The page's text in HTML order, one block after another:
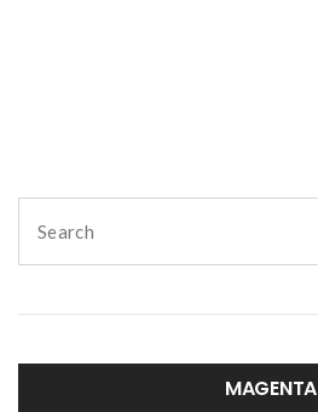
for:
MAGENTA